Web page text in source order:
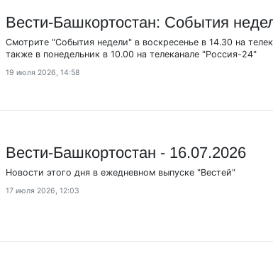
Вести-Башкортостан: События
Смотрите "События недели" в воскресенье в 14.30 на
также в понедельник в 10.00 на телеканале "Россия-24"
19 июля 2026, 14:58
Вести-Башкортостан - 16.07.2026
Новости этого дня в ежедневном выпуске "Вестей"
17 июля 2026, 12:03